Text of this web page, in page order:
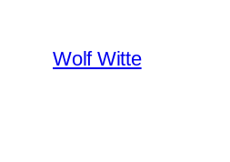
Inhalt
springen
Wolf Witte